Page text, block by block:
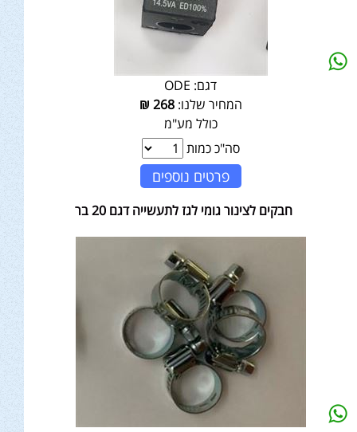
דגם: ODE
המחיר שלנו:268
₪
כולל מע"מ
סה"כ כמות
פרטים נוספים
חבקים לצינור גומי לגז לתעשייה דגם 20 בר